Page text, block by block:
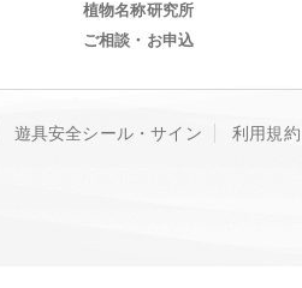
植物名称研究所
ご相談・お申込
遊具安全シール・サイン 利用規約